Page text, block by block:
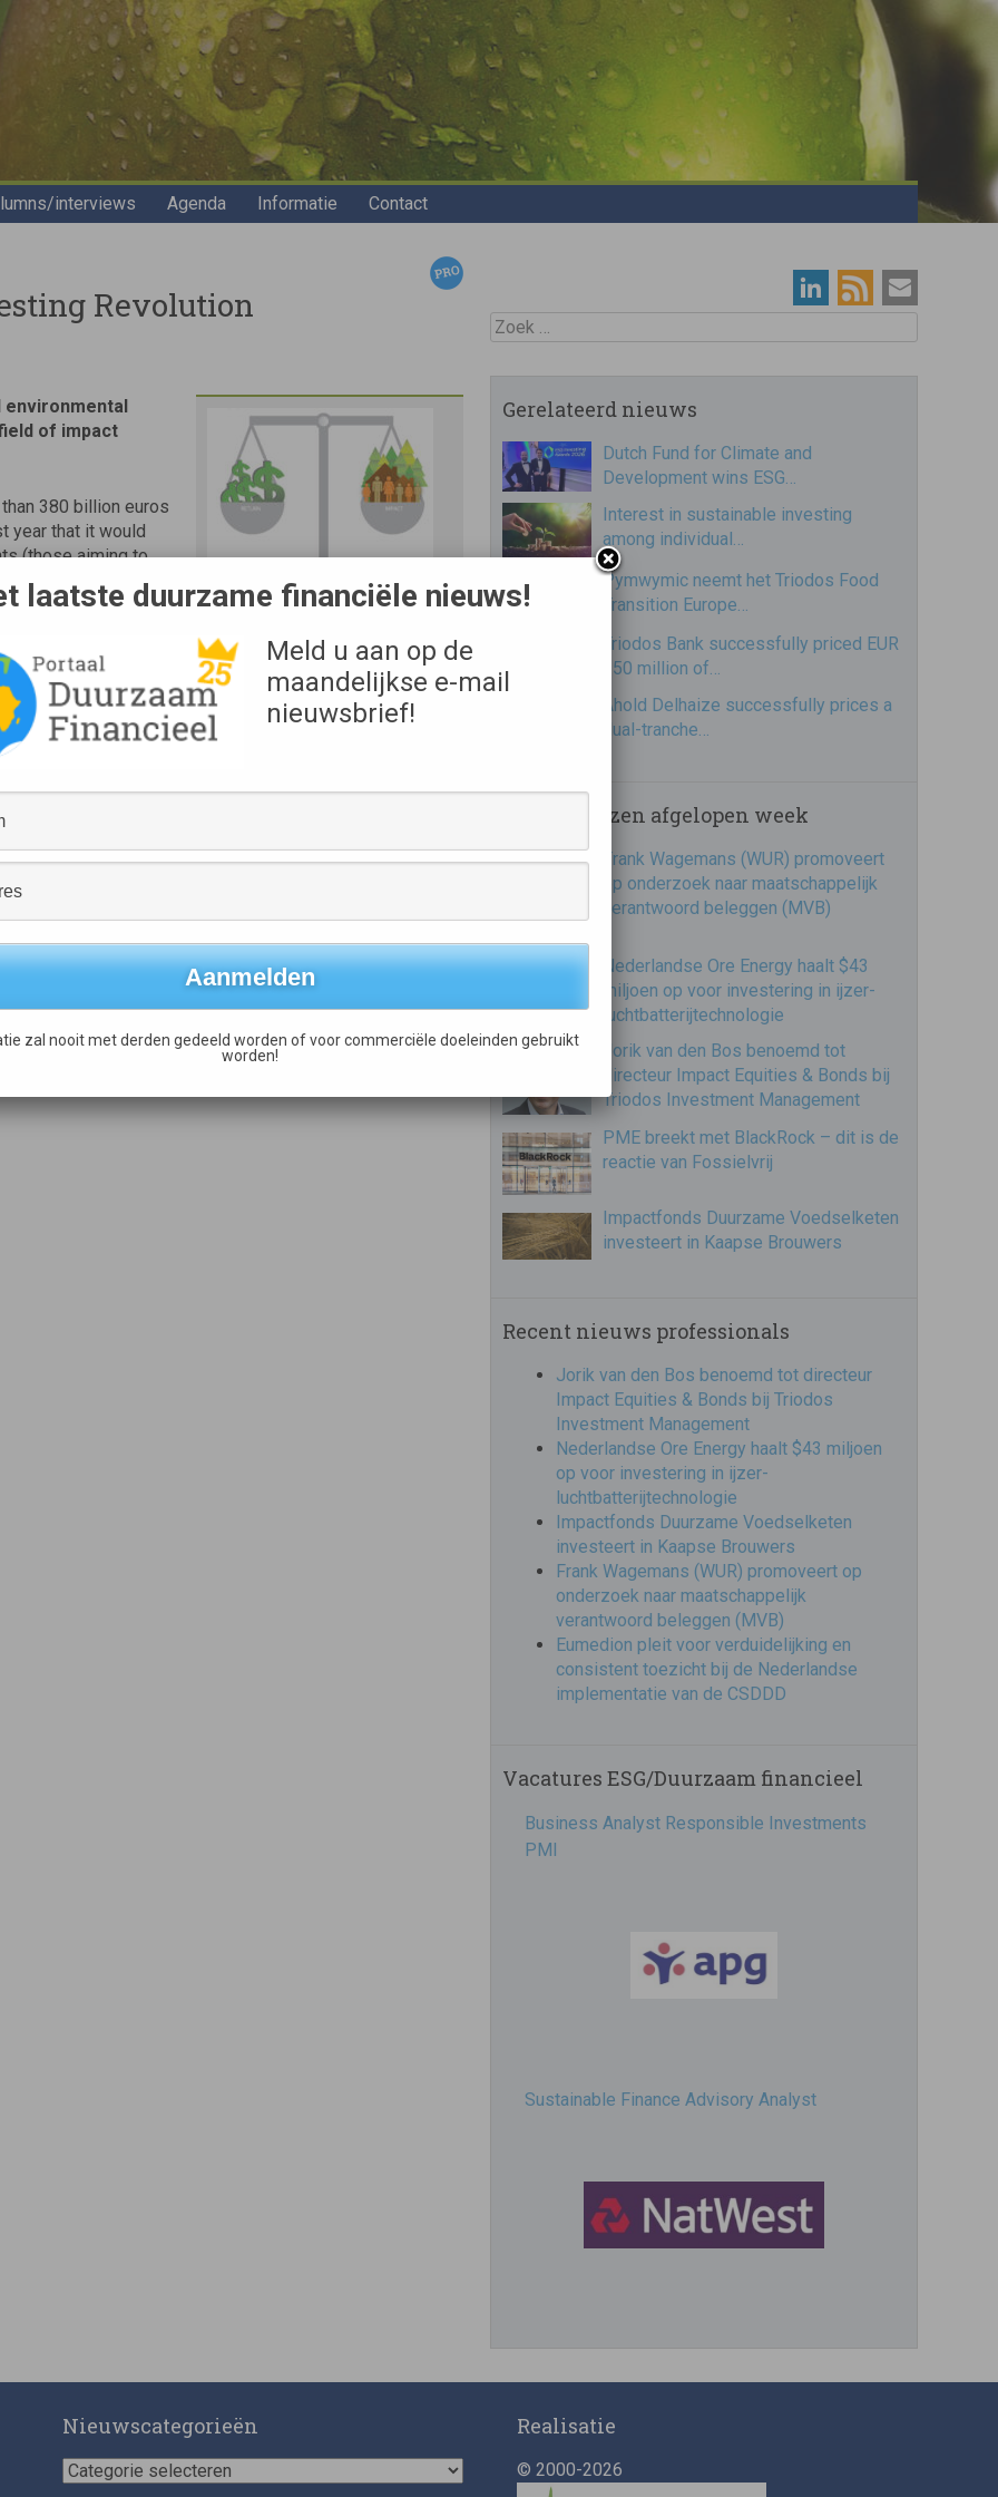
interviews Agenda Informatie Contact
Revolution
SSIR
environmental
of impact
380 billion euros
year that it would
(those aiming to
value) to 58 billion
Dutch pension fund
portfolio to
By 2020,
5 billion at the
and Zurich, and
up to 5 billion euros of their proprietary capital
for their clients.
Zoek
Gerelateerd nieuws
Dutch Fund for Climate and
Development wins ESG…
Interest in sustainable investing
among individual…
Pymwymic neemt het Triodos Food
Transition Europe…
Triodos Bank successfully priced EUR
250 million of…
Ahold Delhaize successfully prices a
dual-tranche…
Meest gelezen afgelopen week
Frank Wagemans (WUR) promoveert
op onderzoek naar maatschappelijk
verantwoord beleggen (MVB)
Nederlandse Ore Energy haalt $43
miljoen op voor investering in ijzer-
luchtbatterijtechnologie
Jorik van den Bos benoemd tot
directeur Impact Equities & Bonds bij
Triodos Investment Management
PME breekt met BlackRock – dit is de
reactie van Fossielvrij
Impactfonds Duurzame Voedselketen
investeert in Kaapse Brouwers
Recent nieuws professionals
Jorik van den Bos benoemd tot directeur
Impact Equities & Bonds bij Triodos
Investment Management
Nederlandse Ore Energy haalt $43 miljoen
op voor investering in ijzer-
luchtbatterijtechnologie
Impactfonds Duurzame Voedselketen
investeert in Kaapse Brouwers
Frank Wagemans (WUR) promoveert op
onderzoek naar maatschappelijk
verantwoord beleggen (MVB)
Eumedion pleit voor verduidelijking en
consistent toezicht bij de Nederlandse
implementatie van de CSDDD
Vacatures ESG/Duurzaam financieel
Business Analyst Responsible Investments
PMI
Sustainable Finance Advisory Analyst
Director, Impact Investing
Nieuwscategorieën
Nieuwscategorieën
Realisatie
© 2000-2026
laatste duurzame financiële nieuws!
Meld u aan op de
maandelijkse e-mail
nieuwsbrief!
zal nooit met derden gedeeld worden of voor commerciële doeleinden gebruikt
worden!